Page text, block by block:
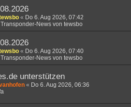
« Do 6. Aug 2026, 07:42
News von tewsbo
« Do 6. Aug 2026, 07:40
News von tewsbo
unterstützen
« Do 6. Aug 2026, 06:36